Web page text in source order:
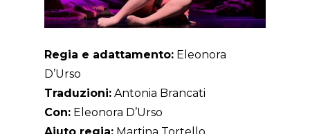
Regia e adattamento: Eleonora
D’Urso
Traduzioni: Antonia Brancati
Con: Eleonora D’Urso